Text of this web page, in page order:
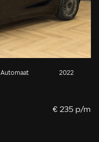
Automaat 2022
€ 235 p/m